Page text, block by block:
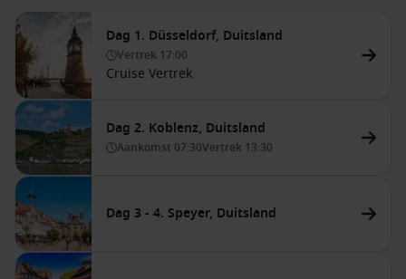
Dag 1. Düsseldorf, Duitsland
Vertrek 17:00
Cruise Vertrek
Dag 2. Koblenz, Duitsland
Aankomst 07:30Vertrek 13:30
Dag 3 - 4. Speyer, Duitsland